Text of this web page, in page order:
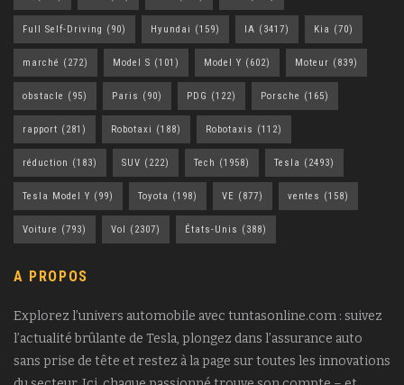
Full Self-Driving (90) Hyundai (159) IA (3417) Kia (70)
marché (272) Model S (101) Model Y (602) Moteur (839)
obstacle (95) Paris (90) PDG (122) Porsche (165)
rapport (281) Robotaxi (188) Robotaxis (112)
réduction (183) SUV (222) Tech (1958) Tesla (2493)
Tesla Model Y (99) Toyota (198) VE (877) ventes (158)
Voiture (793) Vol (2307) États-Unis (388)
A PROPOS
Explorez l’univers automobile avec tuntasonline.com : suivez
l’actualité brûlante de Tesla, plongez dans l’assurance auto
sans prise de tête et restez à la page sur toutes les innovations